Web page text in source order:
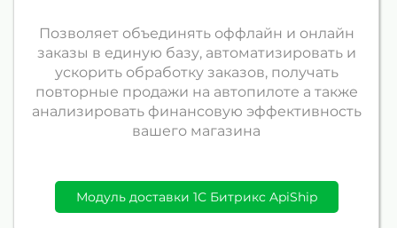
Позволяет объединять оффлайн и онлайн
заказы в единую базу, автоматизировать и
ускорить обработку заказов, получать
повторные продажи на автопилоте а также
анализировать финансовую эффективность
вашего магазина
Модуль доставки 1С Битрикс ApiShip